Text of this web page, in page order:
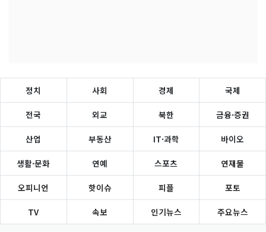
정치 사회 경제 국제
전국 외교 북한 금융·증권
산업 부동산 IT·과학 바이오
생활·문화 연예 스포츠 연재물
오피니언 핫이슈 피플 포토
TV 속보 인기뉴스 주요뉴스